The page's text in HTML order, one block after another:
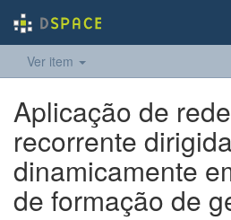
Ver item
Aplicação de
recorrente dirigida
dinamicamente
de formação de